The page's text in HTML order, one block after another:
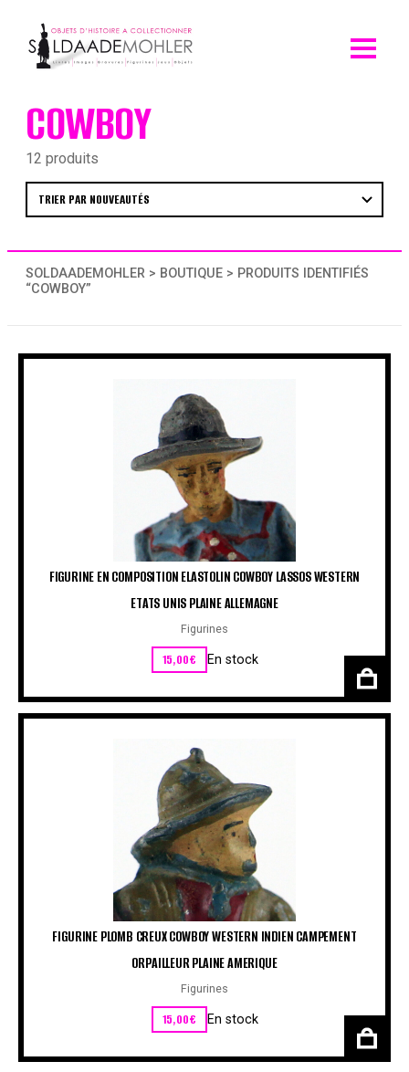
content
COWBOY
12 produits
SOLDAADEMOHLER > BOUTIQUE > PRODUITS IDENTIFIÉS
“COWBOY”
FIGURINE EN COMPOSITION ELASTOLIN COWBOY LASSOS WESTERN
ETATS UNIS PLAINE ALLEMAGNE
Figurines
15,00€ En stock
FIGURINE PLOMB CREUX COWBOY WESTERN INDIEN CAMPEMENT
ORPAILLEUR PLAINE AMERIQUE
Figurines
15,00€ En stock